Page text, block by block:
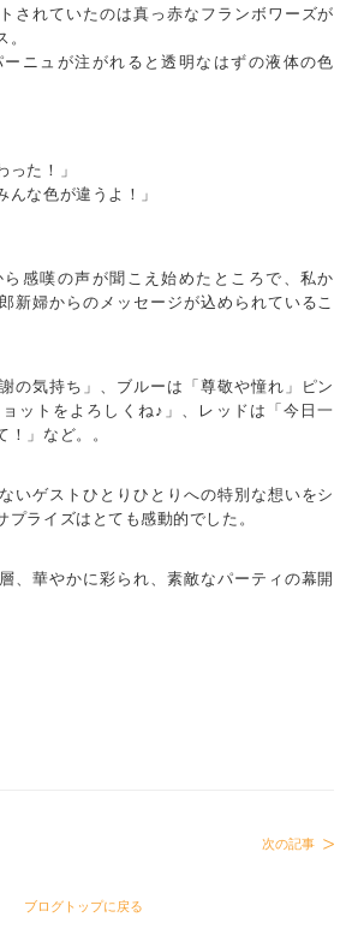
されていたのは真っ赤なフランボワーズが
ニュが注がれると透明なはずの液体の色
った！」
んな色が違うよ！」
感嘆の声が聞こえ始めたところで、私か
新婦からのメッセージが込められているこ
の気持ち」、ブルーは「尊敬や憧れ」ピン
ットをよろしくね♪」、レッドは「今日一
！」など。。
いゲストひとりひとりへの特別な想いをシ
プライズはとても感動的でした。
、華やかに彩られ、素敵なパーティの幕開
ブログトップに戻る
次の記事